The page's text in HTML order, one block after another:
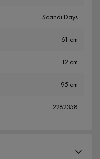
Scandi Days
61 cm
12 cm
95 cm
2282358